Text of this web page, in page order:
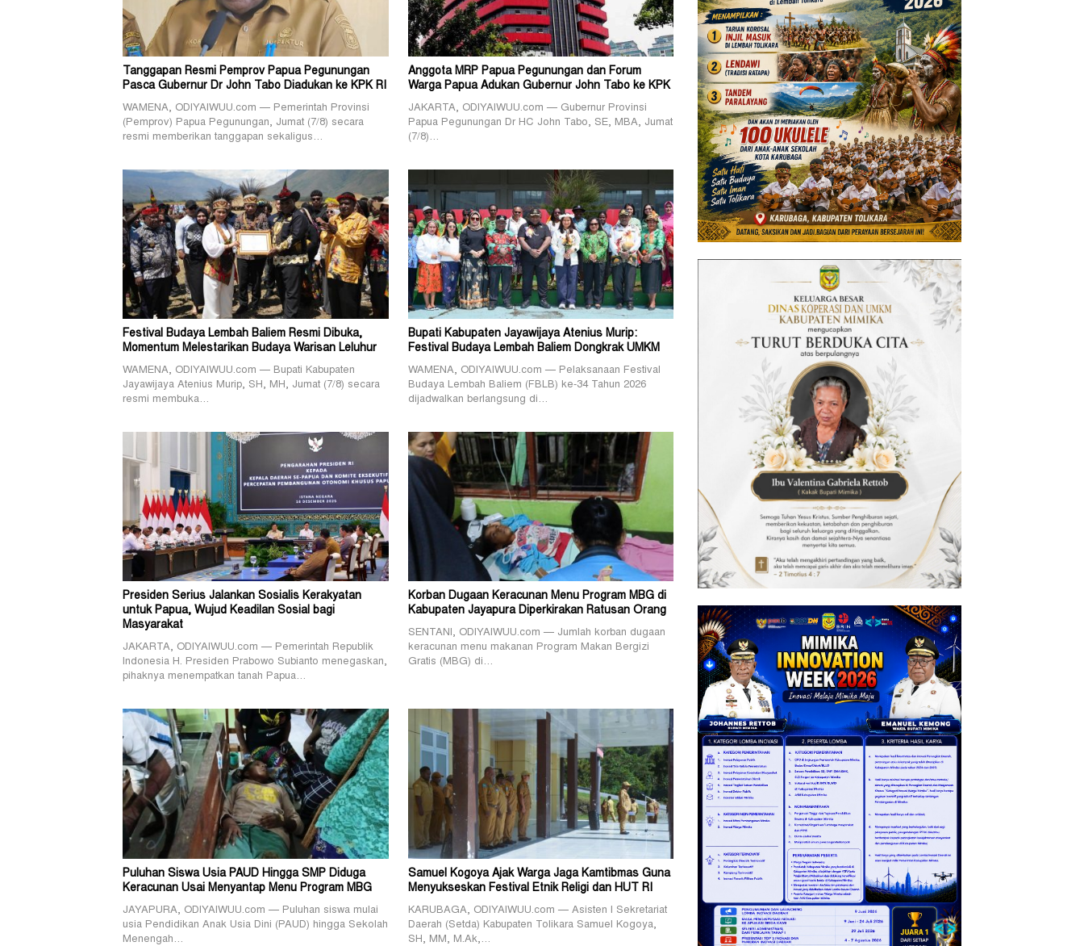
Tanggapan Resmi Pemprov Papua Pegunungan
Pasca Gubernur Dr John Tabo Diadukan ke KPK RI
WAMENA, ODIYAIWUU.com — Pemerintah Provinsi
(Pemprov) Papua Pegunungan, Jumat (7/8) secara
resmi memberikan tanggapan sekaligus…
Anggota MRP Papua Pegunungan dan Forum
Warga Papua Adukan Gubernur John Tabo ke KPK
JAKARTA, ODIYAIWUU.com — Gubernur Provinsi
Papua Pegunungan Dr HC John Tabo, SE, MBA, Jumat
(7/8)…
Festival Budaya Lembah Baliem Resmi Dibuka,
Momentum Melestarikan Budaya Warisan Leluhur
WAMENA, ODIYAIWUU.com — Bupati Kabupaten
Jayawijaya Atenius Murip, SH, MH, Jumat (7/8) secara
resmi membuka…
Bupati Kabupaten Jayawijaya Atenius Murip:
Festival Budaya Lembah Baliem Dongkrak UMKM
WAMENA, ODIYAIWUU.com — Pelaksanaan Festival
Budaya Lembah Baliem (FBLB) ke-34 Tahun 2026
dijadwalkan berlangsung di…
Presiden Serius Jalankan Sosialis Kerakyatan
untuk Papua, Wujud Keadilan Sosial bagi
Masyarakat
JAKARTA, ODIYAIWUU.com — Pemerintah Republik
Indonesia H. Presiden Prabowo Subianto menegaskan,
pihaknya menempatkan tanah Papua…
Korban Dugaan Keracunan Menu Program MBG di
Kabupaten Jayapura Diperkirakan Ratusan Orang
SENTANI, ODIYAIWUU.com — Jumlah korban dugaan
keracunan menu makanan Program Makan Bergizi
Gratis (MBG) di…
Puluhan Siswa Usia PAUD Hingga SMP Diduga
Keracunan Usai Menyantap Menu Program MBG
JAYAPURA, ODIYAIWUU.com — Puluhan siswa mulai
usia Pendidikan Anak Usia Dini (PAUD) hingga Sekolah
Menengah…
Samuel Kogoya Ajak Warga Jaga Kamtibmas Guna
Menyukseskan Festival Etnik Religi dan HUT RI
KARUBAGA, ODIYAIWUU.com — Asisten I Sekretariat
Daerah (Setda) Kabupaten Tolikara Samuel Kogoya,
SH, MM, M.Ak,…